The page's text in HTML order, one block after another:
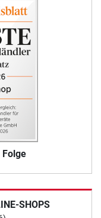
Folge
SHOPS